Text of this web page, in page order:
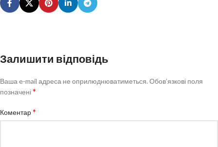
Залишити відповідь
Ваша e-mail адреса не оприлюднюватиметься. Обов’язкові поля
позначені*
Коментар*